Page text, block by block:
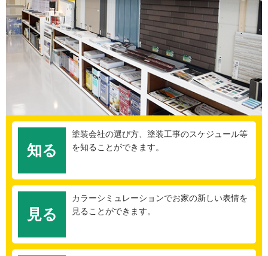
知る
塗装会社の選び方、塗装工事のスケジュール等
を知ることができます。
見る
カラーシミュレーションでお家の新しい表情を
見ることができます。